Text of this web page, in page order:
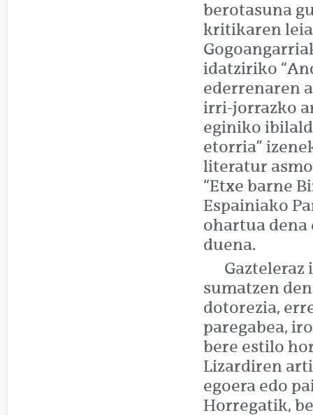
berotasuna
kritikaren
idatziriko
ederrenaren
irri-jorrazko
eginiko
etorria”
literatur
“Etxe barne
Espainiako
ohartua dena
duena.
sumatzen
dotorezia,
paregabea,
bere estilo
Lizardiren
egoera edo
Horregatik,